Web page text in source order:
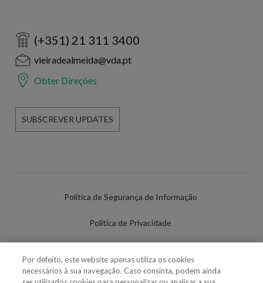
(+351) 21 311 3400
vieiradealmeida@vda.pt
Obter Direções
SUBSCREVER UPDATES
Política de Segurança de Informação
Política de Privacidade
Política de Cookies
Por defeito, este website apenas utiliza os cookies
necessários à sua navegação. Caso consinta, podem ainda